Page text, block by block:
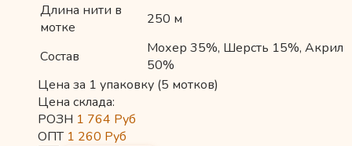
Длина нити в
мотке
250 м
Состав
Мохер 35%, Шерсть 15%, Акрил
50%
Цена за 1 упаковку (5 мотков)
Цена склада:
РОЗН 1 764 Руб
ОПТ 1 260 Руб